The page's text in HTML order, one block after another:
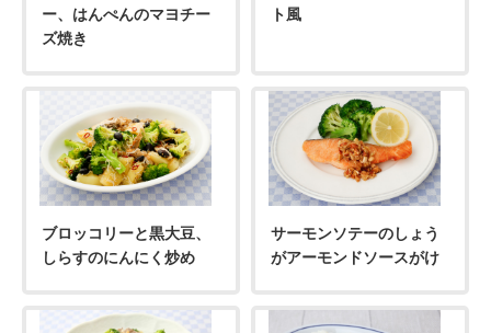
お問い合わせ
ー、はんぺんのマヨチー
ズ焼き
ト風
ブロッコリーと黒大豆、
しらすのにんにく炒め
サーモンソテーのしょう
がアーモンドソースがけ